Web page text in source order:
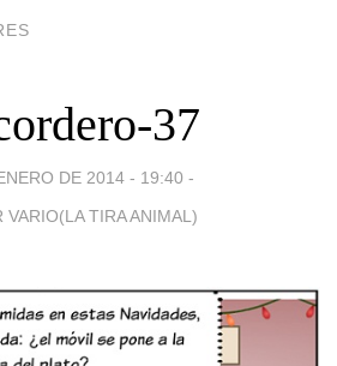
37
DE 2014 - 19:40 -
VARIO(LA TIRA ANIMAL)